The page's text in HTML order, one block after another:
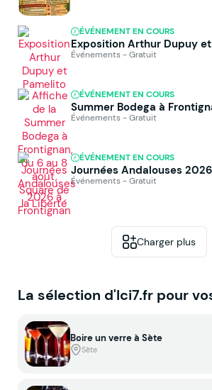
ÉVÉNEMENT EN COURS
Exposition Arthur Dupuy
Événements - Gratuit
ÉVÉNEMENT EN COURS
Summer Bodega à
Événements - Gratuit
ÉVÉNEMENT EN COURS
Journées Andalouses
Événements - Gratuit
Charger plus
La sélection d'Ici7.fr pour
Boire un verre à Sète
Sète